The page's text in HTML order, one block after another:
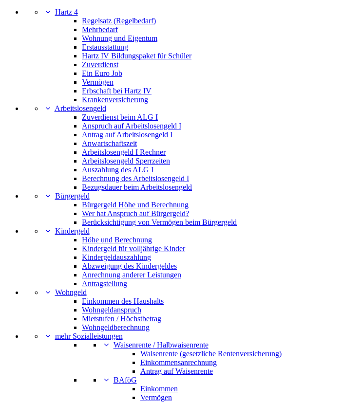
Hartz 4
Regelsatz (Regelbedarf)
Mehrbedarf
Wohnung und Eigentum
Erstausstattung
Hartz IV Bildungspaket für Schüler
Zuverdienst
Ein Euro Job
Vermögen
Erbschaft bei Hartz IV
Krankenversicherung
Arbeitslosengeld
Zuverdienst beim ALG I
Anspruch auf Arbeitslosengeld I
Antrag auf Arbeitslosengeld I
Anwartschaftszeit
Arbeitslosengeld I Rechner
Arbeitslosengeld Sperrzeiten
Auszahlung des ALG I
Berechnung des Arbeitslosengeld I
Bezugsdauer beim Arbeitslosengeld
Bürgergeld
Bürgergeld Höhe und Berechnung
Wer hat Anspruch auf Bürgergeld?
Berücksichtigung von Vermögen beim Bürgergeld
Kindergeld
Höhe und Berechnung
Kindergeld für volljährige Kinder
Kindergeldauszahlung
Abzweigung des Kindergeldes
Anrechnung anderer Leistungen
Antragstellung
Wohngeld
Einkommen des Haushalts
Wohngeldanspruch
Mietstufen / Höchstbetrag
Wohngeldberechnung
mehr Sozialleistungen
Waisenrente / Halbwaisenrente
Waisenrente (gesetzliche Rentenversicherung)
Einkommensanrechnung
Antrag auf Waisenrente
BAföG
Einkommen
Vermögen